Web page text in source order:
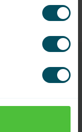
0,30